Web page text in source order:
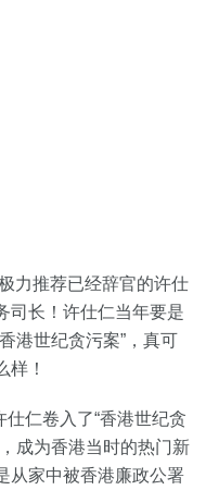
力推荐已经辞官的许仕
司长！许仕仁当年要是
港世纪贪污案”，真可
样！
仁卷入了“香港世纪贪
成为香港当时的热门新
从家中被香港廉政公署